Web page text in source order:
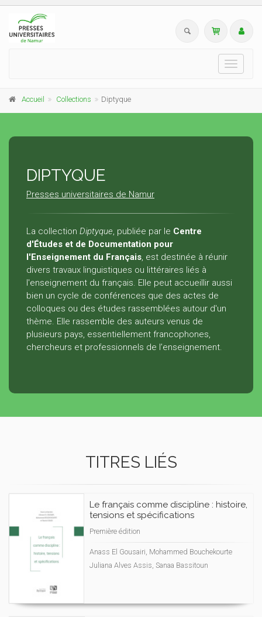
Toggle
Accueil Collections Diptyque
DIPTYQUE
Presses universitaires de Namur
La collection Diptyque, publiée par le Centre
d'Études et de Documentation pour
l'Enseignement du Français, est destinée à réunir
divers travaux linguistiques ou littéraires liés à
l'enseignement du français. Elle peut accueillir aussi
bien un cycle de conférences que des actes de
colloques ou des études rassemblées autour d'un
thème. Elle rassemble des auteurs venus de
plusieurs pays, essentiellement francophones,
chercheurs et professionnels de l’enseignement.
TITRES LIÉS
Le français comme discipline : histoire,
tensions et spécifications
Première édition
Anass El Gousairi, Mohammed Bouchekourte
Juliana Alves Assis, Sanaa Bassitoun